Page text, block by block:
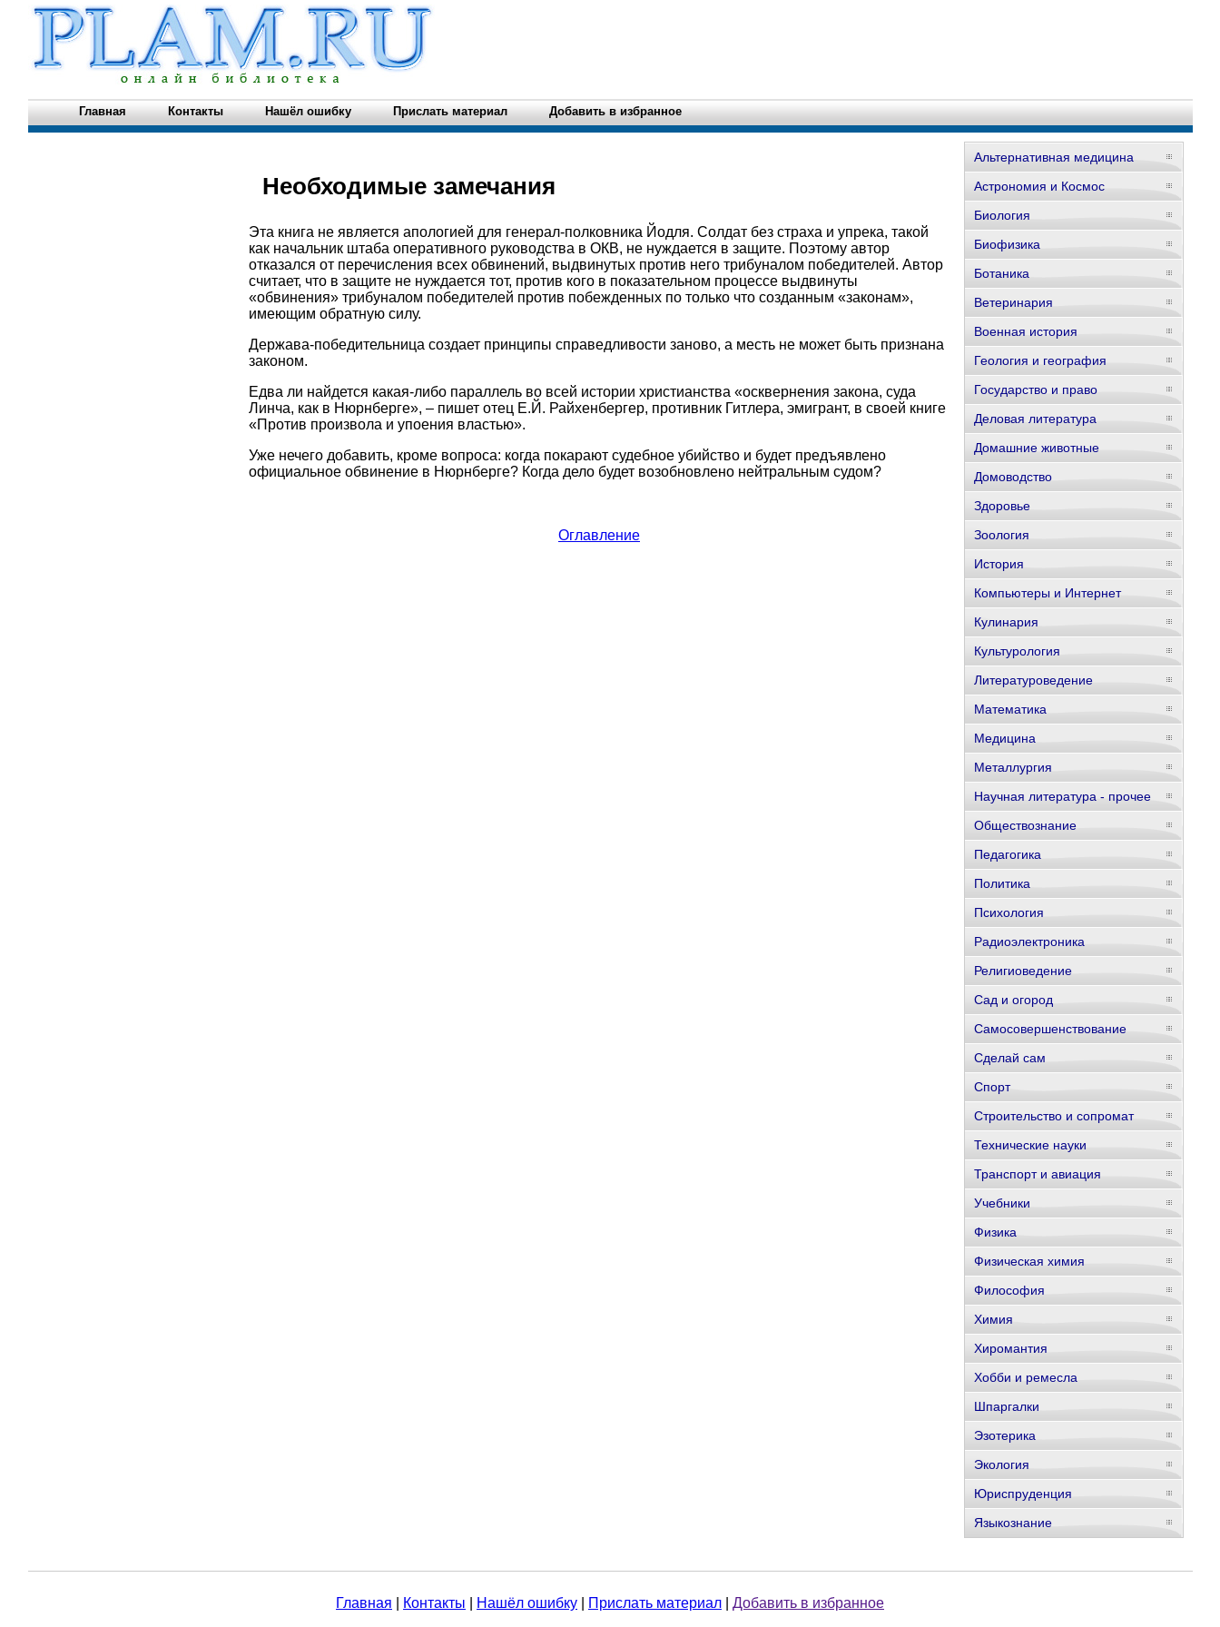
Главная Контакты Нашёл ошибку Прислать материал Добавить в избранное
Необходимые замечания
Эта книга не является апологией для генерал-полковника Йодля. Солдат без страха и упрека, такой
как начальник штаба оперативного руководства в ОКВ, не нуждается в защите. Поэтому автор
отказался от перечисления всех обвинений, выдвинутых против него трибуналом победителей. Автор
считает, что в защите не нуждается тот, против кого в показательном процессе выдвинуты
«обвинения» трибуналом победителей против побежденных по только что созданным «законам»,
имеющим обратную силу.
Держава-победительница создает принципы справедливости заново, а месть не может быть признана
законом.
Едва ли найдется какая-либо параллель во всей истории христианства «осквернения закона, суда
Линча, как в Нюрнберге», – пишет отец Е.Й. Райхенбергер, противник Гитлера, эмигрант, в своей книге
«Против произвола и упоения властью».
Уже нечего добавить, кроме вопроса: когда покарают судебное убийство и будет предъявлено
официальное обвинение в Нюрнберге? Когда дело будет возобновлено нейтральным судом?
Оглавление
Альтернативная медицина
Астрономия и Космос
Биология
Биофизика
Ботаника
Ветеринария
Военная история
Геология и география
Государство и право
Деловая литература
Домашние животные
Домоводство
Здоровье
Зоология
История
Компьютеры и Интернет
Кулинария
Культурология
Литературоведение
Математика
Медицина
Металлургия
Научная литература - прочее
Обществознание
Педагогика
Политика
Психология
Радиоэлектроника
Религиоведение
Сад и огород
Самосовершенствование
Сделай сам
Спорт
Строительство и сопромат
Технические науки
Транспорт и авиация
Учебники
Физика
Физическая химия
Философия
Химия
Хиромантия
Хобби и ремесла
Шпаргалки
Эзотерика
Экология
Юриспруденция
Языкознание
Главная Контакты Нашёл ошибку Прислать материал Добавить в избранное